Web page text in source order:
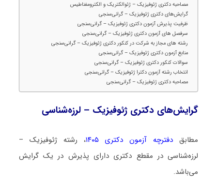
مصاحبه دکتری ژئوفیزیک – ژئوالکتریک و الکترومغناطیس
گرایش‌های دکتری ژئوفیزیک – گرانی‌سنجی
ظرفیت پذیرش آزمون دکتری ژئوفیزیک – گرانی‌سنجی
سرفصل های آزمون دکتری ژئوفیزیک – گرانی‌سنجی
رشته های مجاز به شرکت در کنکور دکتری ژئوفیزیک – گرانی‌سنجی
منابع آزمون دکتری ژئوفیزیک – گرانی‌سنجی
سوالات کنکور دکتری ژئوفیزیک – گرانی‌سنجی
انتخاب رشته آزمون دکترا ژئوفیزیک – گرانی‌سنجی
مصاحبه دکتری ژئوفیزیک – گرانی‌سنجی
گرایش‌های دکتری ژئوفیزیک – لرزه‌شناسی
مطابق دفترچه آزمون دکتری ۱۴۰۵
، رشته ژئوفیزیک –
لرزه‌شناسی در مقطع دکتری دارای پذیرش در یک گرایش
می‌باشد.